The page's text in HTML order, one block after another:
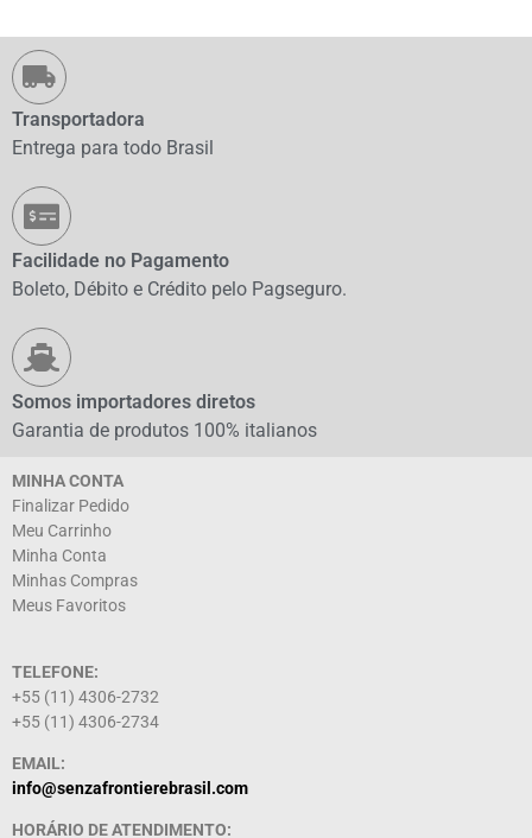
Transportadora
Entrega para todo Brasil
Facilidade no Pagamento
Boleto, Débito e Crédito pelo Pagseguro.
Somos importadores diretos
Garantia de produtos 100% italianos
MINHA CONTA
Finalizar Pedido
Meu Carrinho
Minha Conta
Minhas Compras
Meus Favoritos
TELEFONE:
+55 (11) 4306-2732
+55 (11) 4306-2734
EMAIL:
info@senzafrontierebrasil.com
HORÁRIO DE ATENDIMENTO: